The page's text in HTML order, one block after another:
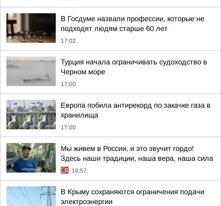
В Госдуме назвали профессии, которые не
подходят людям старше 60 лет
17:02
Турция начала ограничивать судоходство в
Черном море
17:00
Европа побила антирекорд по закачке газа в
хранилища
17:00
Мы живем в России, и это звучит гордо!
Здесь наши традиции, наша вера, наша сила
16:57
В Крыму сохраняются ограничения подачи
электроэнергии